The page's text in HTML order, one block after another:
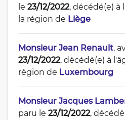
le 23/12/2022, décédé(e) à
la région de Liège
Monsieur Jean Renault,
23/12/2022, décédé(e) à
région de Luxembourg
Monsieur Jacques
paru le 23/12/2022,